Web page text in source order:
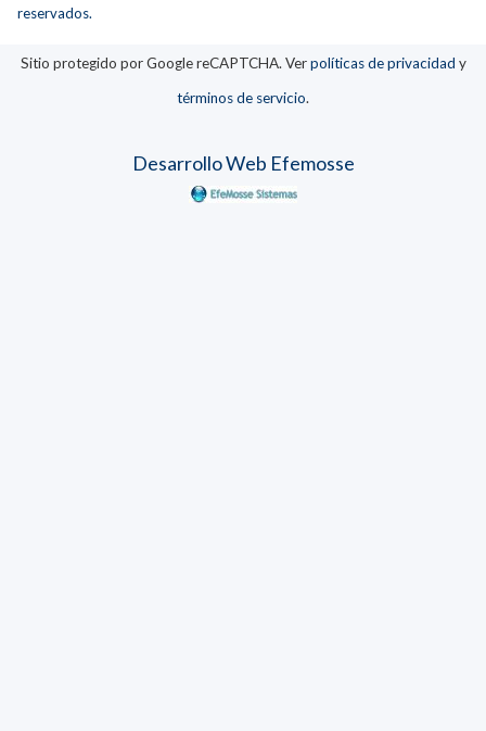
reservados.
Sitio protegido por Google reCAPTCHA. Verpolíticas de privacidad y
términos de servicio.
Desarrollo Web Efemosse